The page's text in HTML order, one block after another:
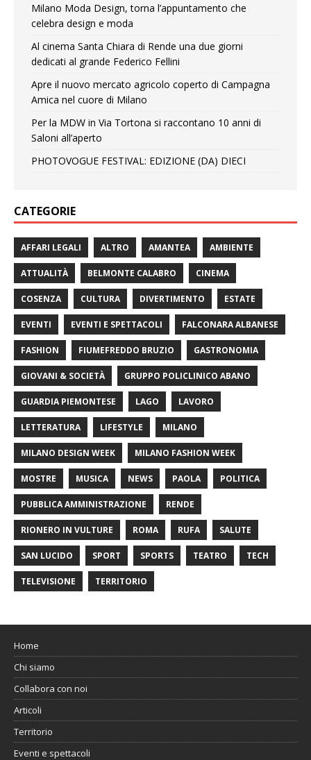
Milano Moda Design, torna l’appuntamento che
celebra design e moda
Al cinema Santa Chiara di Rende una due giorni
dedicati al grande Federico Fellini
Apre il nuovo mercato agricolo coperto di Campagna
Amica nel cuore di Milano
Per la MDW in Via Tortona si raccontano 10 anni di
Saloni all’aperto
PHOTOVOGUE FESTIVAL: EDIZIONE (DA) DIECI
CATEGORIE
AFFARI LEGALI ALTRO AMANTEA AMBIENTE
ATTUALITÀ BELMONTE CALABRO CINEMA
COSENZA CULTURA DIVERTIMENTO ESTATE
EVENTI EVENTI E SPETTACOLI FALCONARA ALBANESE
FASHION FIUMEFREDDO BRUZIO GASTRONOMIA
GIOVANI & SOCIETÀ GRUPPO POLICLINICO ABANO
GUARDIA PIEMONTESE LAGO LAVORO
LETTERATURA LIFESTYLE MILANO
MILANO DESIGN WEEK MILANO FASHION WEEK
MOSTRE MUSICA NEWS PAOLA POLITICA
PUBBLICA AMMINISTRAZIONE RENDE
RIONERO IN VULTURE ROMA RUFA SALUTE
SAN LUCIDO SPORT SPORTS TEATRO TECH
TELEVISIONE TERRITORIO
Home
Chi siamo
Collabora con noi
Articoli
Territorio
Eventi e spettacoli